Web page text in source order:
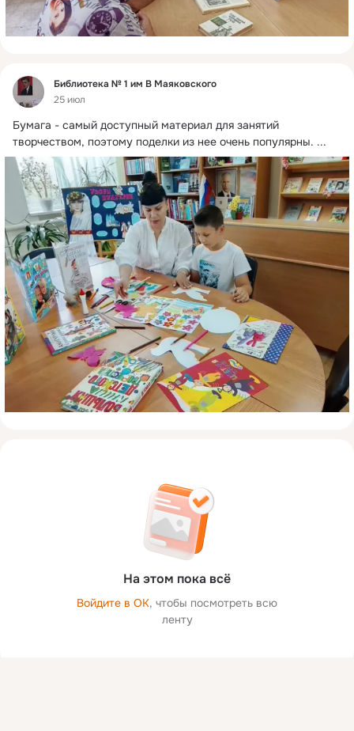
Фид
Библиотека № 1 им В Маяковского
25 июл
Бумага - самый доступный материал для занятий
творчеством, поэтому поделки из нее очень популярны. ...
На этом пока всё
Войдите в ОК, чтобы посмотреть всю
ленту